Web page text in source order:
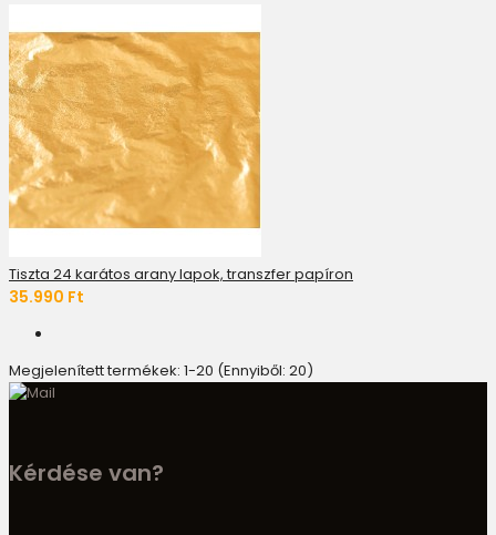
Tiszta 24 karátos arany lapok, transzfer papíron
35.990 Ft
Megjelenített termékek: 1-20 (Ennyiből: 20)
Kérdése van?